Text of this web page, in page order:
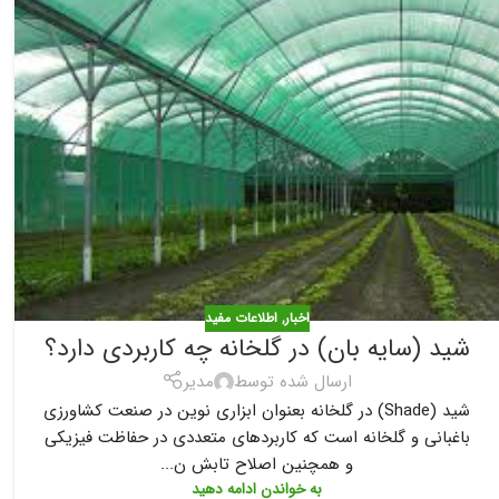
اخبار,اطلاعات مفید
شید (سایه بان) در گلخانه چه کاربردی دارد؟
ارسال شده توسط
مدیر
شید (Shade) در گلخانه بعنوان ابزاری نوین در صنعت کشاورزی
باغبانی و گلخانه است که کاربردهای متعددی در حفاظت فیزیکی
و همچنین اصلاح تابش ن...
به خواندن ادامه دهید